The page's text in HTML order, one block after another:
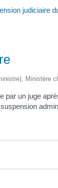
judiciaire
Ministère
par un juge